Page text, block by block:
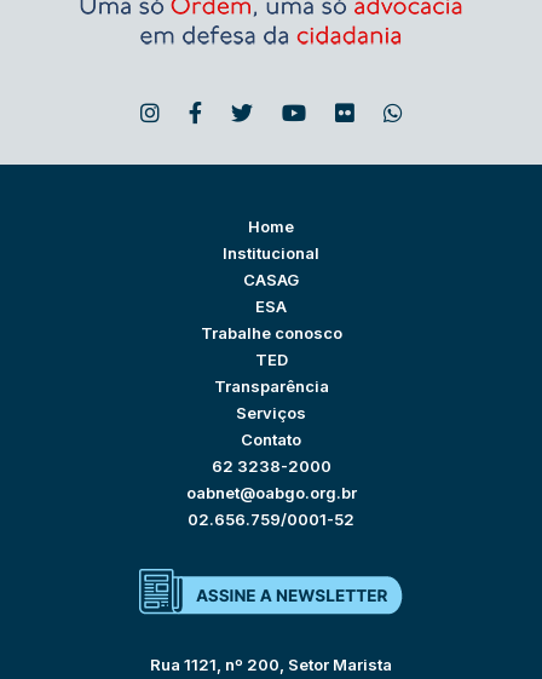
Home
Institucional
CASAG
ESA
Trabalhe conosco
TED
Transparência
Serviços
Contato
62 3238-2000
oabnet@oabgo.org.br
02.656.759/0001-52
Rua 1121, nº 200, Setor Marista